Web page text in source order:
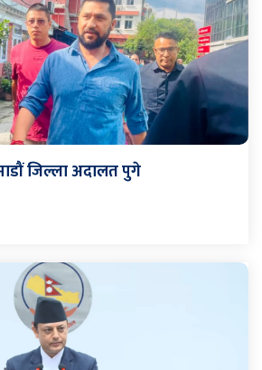
जिल्ला अदालत पुगे